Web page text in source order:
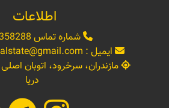
اطلاعات
شماره تماس
ایمیل :
مازندران، سرخرود، اتوبان
دریا